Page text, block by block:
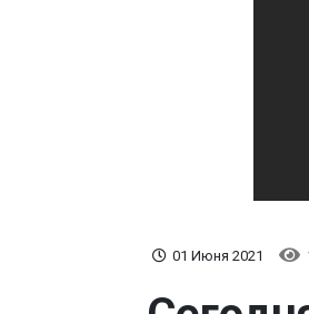
01 Июня 2021